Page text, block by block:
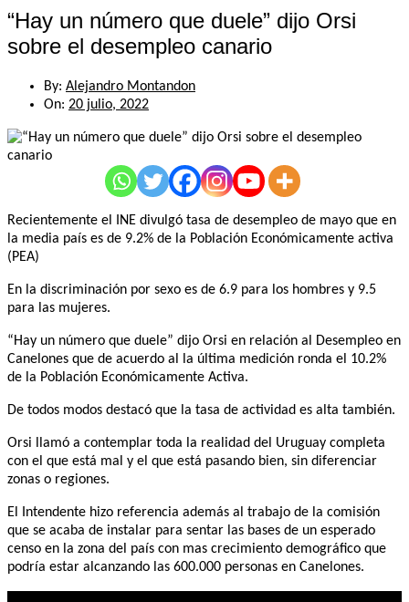
“Hay un número que duele” dijo Orsi
sobre el desempleo canario
By: Alejandro Montandon
On: 20 julio, 2022
Recientemente el INE divulgó tasa de desempleo de mayo que en
la media país es de 9.2% de la Población Económicamente activa
(PEA)
En la discriminación por sexo es de 6.9 para los hombres y 9.5
para las mujeres.
“Hay un número que duele” dijo Orsi en relación al Desempleo en
Canelones que de acuerdo al la última medición ronda el 10.2%
de la Población Económicamente Activa.
De todos modos destacó que la tasa de actividad es alta también.
Orsi llamó a contemplar toda la realidad del Uruguay completa
con el que está mal y el que está pasando bien, sin diferenciar
zonas o regiones.
El Intendente hizo referencia además al trabajo de la comisión
que se acaba de instalar para sentar las bases de un esperado
censo en la zona del país con mas crecimiento demográfico que
podría estar alcanzando las 600.000 personas en Canelones.